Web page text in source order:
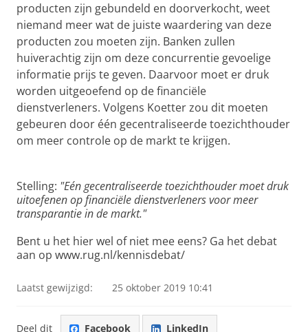
producten zijn gebundeld en doorverkocht, weet
niemand meer wat de juiste waardering van deze
producten zou moeten zijn. Banken zullen
huiverachtig zijn om deze concurrentie gevoelige
informatie prijs te geven. Daarvoor moet er druk
worden uitgeoefend op de financiële
dienstverleners. Volgens Koetter zou dit moeten
gebeuren door één gecentraliseerde toezichthouder
om meer controle op de markt te krijgen.
Stelling: "Eén gecentraliseerde toezichthouder moet druk
uitoefenen op financiële dienstverleners voor meer
transparantie in de markt."
Bent u het hier wel of niet mee eens? Ga het debat
aan op www.rug.nl/kennisdebat/
Laatst gewijzigd: 25 oktober 2019 10:41
Deel dit Facebook LinkedIn